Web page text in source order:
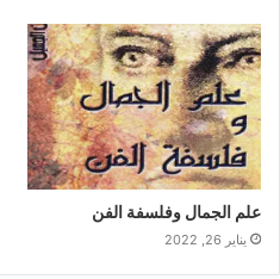
علم الجمال وفلسفة الفن
يناير 26, 2022